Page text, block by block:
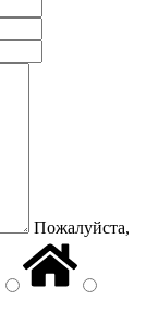
Пожалуйста,